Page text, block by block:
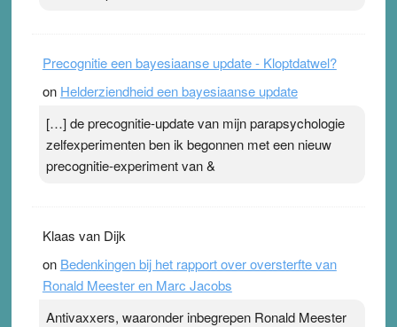
Precognitie een bayesiaanse update - Kloptdatwel?
on Helderziendheid een bayesiaanse update
[…] de precognitie-update van mijn parapsychologie
zelfexperimenten ben ik begonnen met een nieuw
precognitie-experiment van &
Klaas van Dijk
on Bedenkingen bij het rapport over oversterfte van
Ronald Meester en Marc Jacobs
Antivaxxers, waaronder inbegrepen Ronald Meester